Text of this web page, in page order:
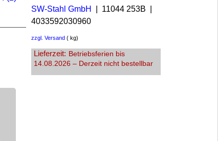
SW-Stahl GmbH
11044 253B
4033592030960
zzgl. Versand kg
Lieferzeit: Betriebsferien bis
14.08.2026 – Derzeit nicht bestellbar